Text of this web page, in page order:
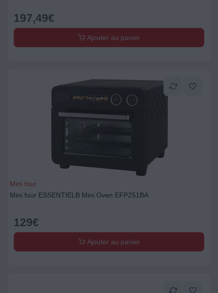
197,49€
Ajouter au panier
Mini four
Mini four ESSENTIELB Mini Oven EFP251BA
129€
Ajouter au panier